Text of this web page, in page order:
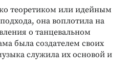
теоретиком или идейным
она воплотила на
о танцевальном
была создателем своих
служила их основой и